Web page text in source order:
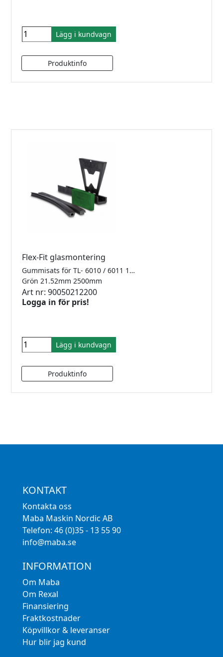
Lägg i kundvagn
Flex-Fit glasmontering
Gummisats för TL- 6010 / 6011 1.0kN Finns i 2500mm, 5000mm samt 25meter
Grön 21.52mm 2500mm
Art nr: 90050212200
Logga in för pris!
Lägg i kundvagn
KONTAKT
Kontakta oss
Maba Maskin Nordic AB
Telefon: 46 (0)35 - 13 55 90
info@maba.se
INFORMATION
Om Maba
Om Rexal
Finansiering
Fraktkostnader
Köpvillkor & leveranser
Hur blir jag kund